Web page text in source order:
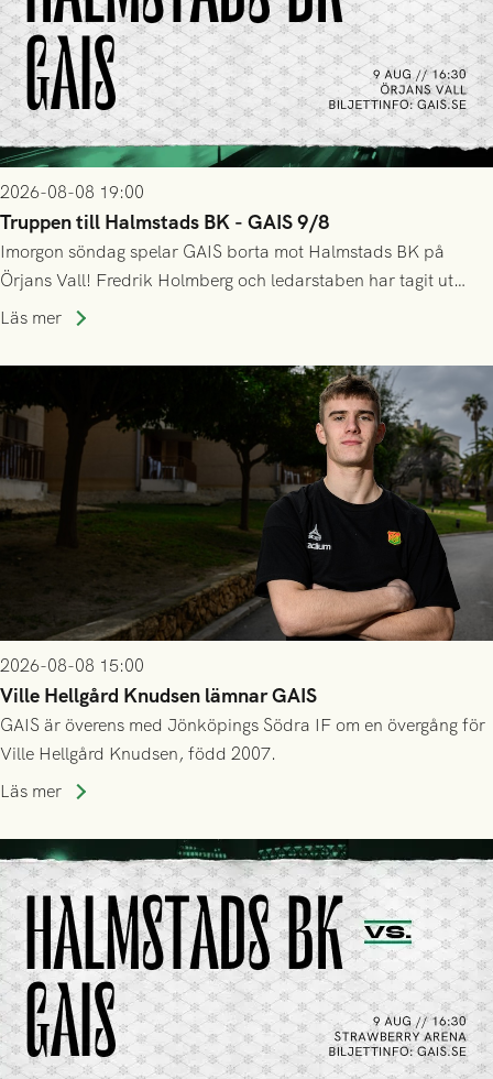
2026-08-08 19:00
Truppen till Halmstads BK - GAIS 9/8
Imorgon söndag spelar GAIS borta mot Halmstads BK på
Örjans Vall! Fredrik Holmberg och ledarstaben har tagit ut
följande trupp till matchen:
Läs mer
2026-08-08 15:00
Ville Hellgård Knudsen lämnar GAIS
GAIS är överens med Jönköpings Södra IF om en övergång för
Ville Hellgård Knudsen, född 2007.
Läs mer